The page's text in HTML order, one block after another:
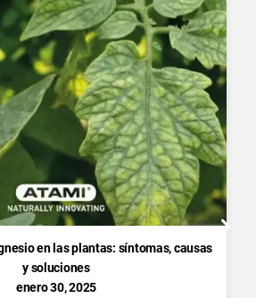
en las plantas: síntomas, causas
y soluciones
enero 30, 2025